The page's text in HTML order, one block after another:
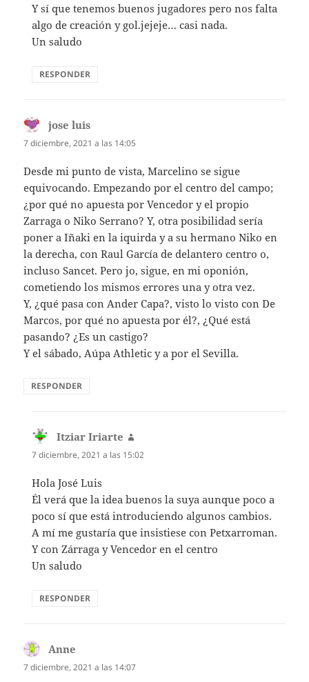
Y sí que tenemos buenos jugadores pero nos falta
algo de creación y gol.jejeje… casi nada.
Un saludo
RESPONDER
jose luis
7 diciembre, 2021 a las 14:05
Desde mi punto de vista, Marcelino se sigue
equivocando. Empezando por el centro del campo;
¿por qué no apuesta por Vencedor y el propio
Zarraga o Niko Serrano? Y, otra posibilidad sería
poner a Iñaki en la iquirda y a su hermano Niko en
la derecha, con Raul García de delantero centro o,
incluso Sancet. Pero jo, sigue, en mi oponión,
cometiendo los mismos errores una y otra vez.
Y, ¿qué pasa con Ander Capa?, visto lo visto con De
Marcos, por qué no apuesta por él?, ¿Qué está
pasando? ¿Es un castigo?
Y el sábado, Aúpa Athletic y a por el Sevilla.
RESPONDER
Itziar Iriarte
7 diciembre, 2021 a las 15:02
Hola José Luis
Él verá que la idea buenos la suya aunque poco a
poco sí que está introduciendo algunos cambios.
A mí me gustaría que insistiese con Petxarroman.
Y con Zárraga y Vencedor en el centro
Un saludo
RESPONDER
Anne
7 diciembre, 2021 a las 14:07